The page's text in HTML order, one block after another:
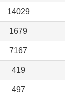
14029
1679
7167
419
497